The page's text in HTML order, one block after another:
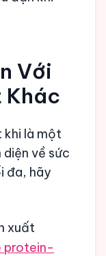
Với
Khác
là một
về sức
đa, hãy
xuất
protein-